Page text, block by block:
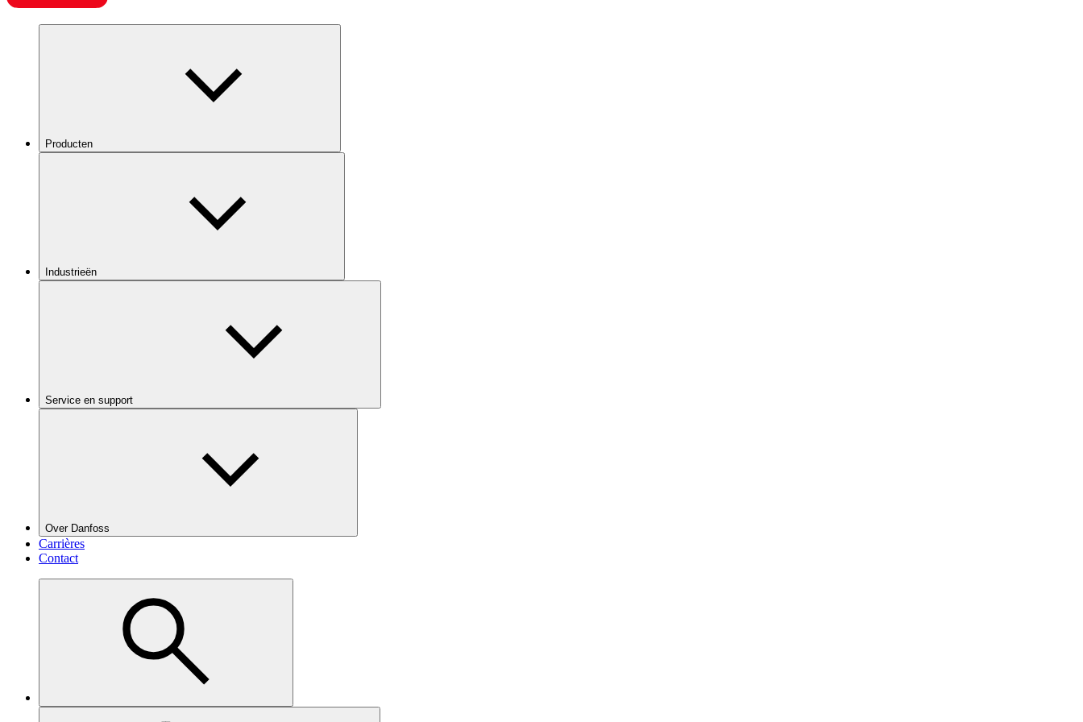
Producten
Industrieën
Service en support
Over Danfoss
Carrières
Contact